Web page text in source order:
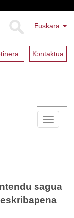
Euskara
Kontaktua
Toggle
sagua